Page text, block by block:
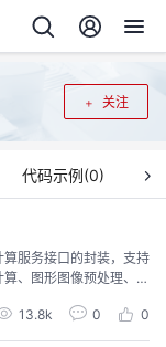
关注
代码示例(0)
服务接口的封装，支持
、图形图像预处理、单
算法开发图片分类、目
13.8k 0 0